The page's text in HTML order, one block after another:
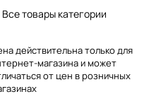
Все товары категории
действительна только для
магазина и может
от цен в розничных